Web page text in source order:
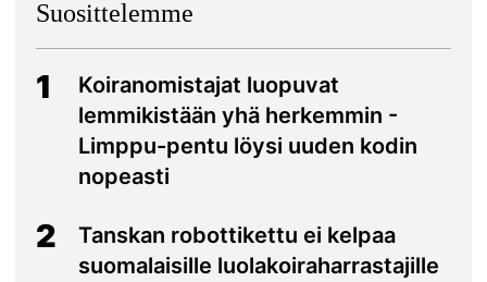
Suosittelemme
1
Koiranomistajat luopuvat
lemmikistään yhä herkemmin -
Limppu-pentu löysi uuden kodin
nopeasti
2
Tanskan robottikettu ei kelpaa
suomalaisille luolakoiraharrastajille